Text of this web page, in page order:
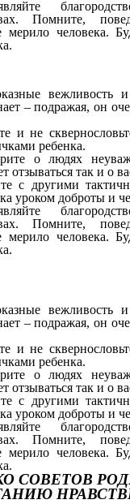
Помните,
мерило человека.
вежливость и
– подражая, он
и не
ребенка.
о людях
отзываться так и о
с другими
уроком доброты и
Помните,
мерило человека.
вежливость и
– подражая, он
и не
ребенка.
о людях
отзываться так и о
с другими
уроком доброты и
Помните,
мерило человека.
СОВЕТОВ